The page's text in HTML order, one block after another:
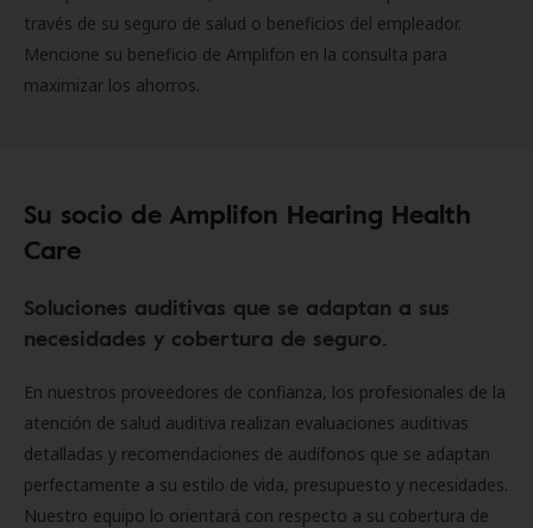
través de su seguro de salud o beneficios del empleador.
Mencione su beneficio de Amplifon en la consulta para
maximizar los ahorros.
Su socio de Amplifon Hearing Health
Care
Soluciones auditivas que se adaptan a sus
necesidades y cobertura de seguro.
En nuestros proveedores de confianza, los profesionales de la
atención de salud auditiva realizan evaluaciones auditivas
detalladas y recomendaciones de audífonos que se adaptan
perfectamente a su estilo de vida, presupuesto y necesidades.
Nuestro equipo lo orientará con respecto a su cobertura de